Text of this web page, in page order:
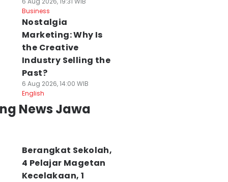
Business
Nostalgia
Marketing: Why Is
the Creative
Industry Selling the
Past?
6 Aug 2026, 14:00 WIB
English
News Jawa
Berangkat Sekolah,
4 Pelajar Magetan
Kecelakaan, 1